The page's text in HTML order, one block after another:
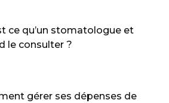
ce qu’un stomatologue et
le consulter ?
gérer ses dépenses de